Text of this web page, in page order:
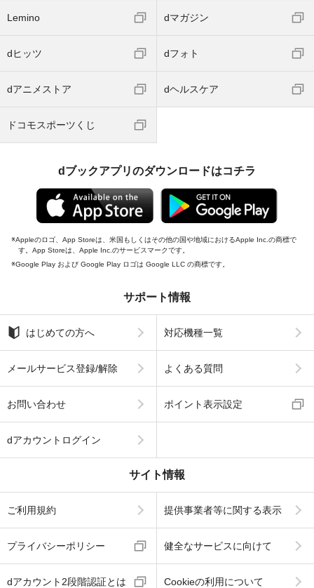
Lemino dマガジン
dヒッツ dフォト
dアニメストア dヘルスケア
ドコモスポーツくじ
dブックアプリのダウンロードはコチラ
Appleのロゴ、App Storeは、米国もしくはその他の国や地域におけるApple Inc.の商標で
す。App Storeは、Apple Inc.のサービスマークです。
Google Play および Google Play ロゴは Google LLC の商標です。
サポート情報
はじめての方へ 対応機種一覧
メールサービス登録/解除 よくある質問
お問い合わせ ポイント表示設定
dアカウントログイン
サイト情報
ご利用規約 提供事業者等に関する表示
プライバシーポリシー 健全なサービスに向けて
dアカウント2段階認証とは Cookieの利用について